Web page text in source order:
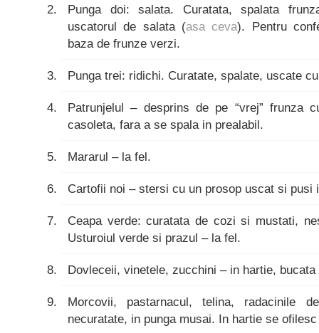
Punga doi: salata. Curatata, spalata
uscatorul de salata (asa ceva). Pentru
baza de frunze verzi.
Punga trei: ridichi. Curatate, spalate, uscate
Patrunjelul – desprins de pe “vrej” frunza
casoleta, fara a se spala in prealabil.
Mararul – la fel.
Cartofii noi – stersi cu un prosop uscat si pusi
Ceapa verde: curatata de cozi si mustati,
Usturoiul verde si prazul – la fel.
Dovleceii, vinetele, zucchini – in hartie,
Morcovii, pastarnacul, telina, radacinile
necuratate, in punga musai. In hartie se